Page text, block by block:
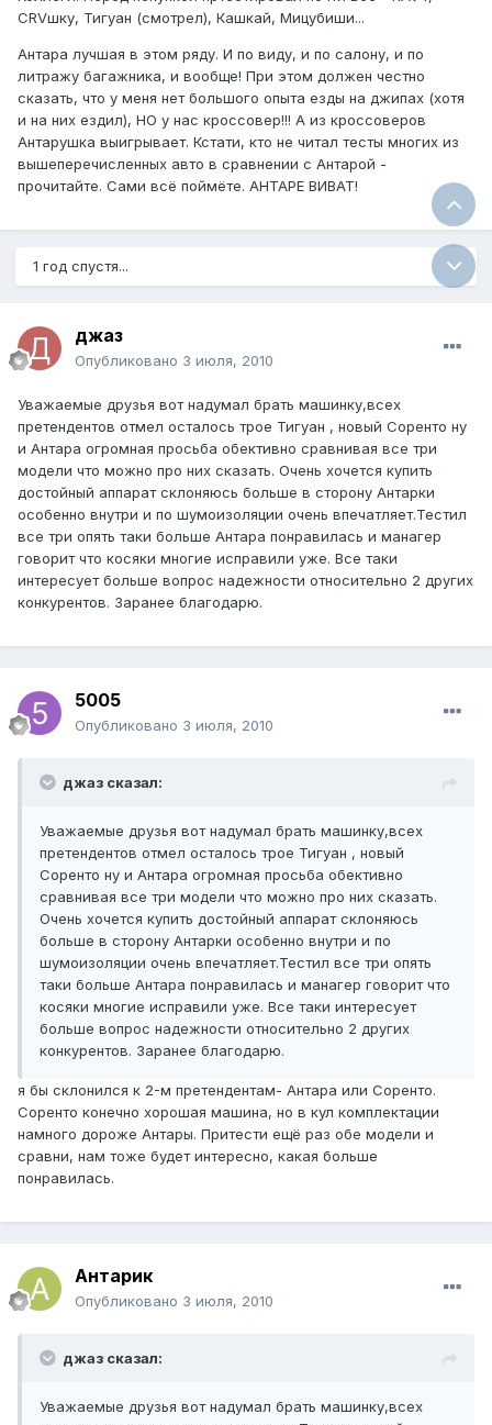
CRVшку, Тигуан (смотрел), Кашкай, Мицубиши...
Антара лучшая в этом ряду. И по виду, и по салону, и по
литражу багажника, и вообще! При этом должен честно
сказать, что у меня нет большого опыта езды на джипах (хотя
и на них ездил), НО у нас кроссовер!!! А из кроссоверов
Антарушка выигрывает. Кстати, кто не читал тесты многих из
вышеперечисленных авто в сравнении с Антарой -
прочитайте. Сами всё поймёте. АНТАРЕ ВИВАТ!
1 год спустя...
джаз
Опубликовано 3 июля, 2010
Уважаемые друзья вот надумал брать машинку,всех
претендентов отмел осталось трое Тигуан , новый Соренто ну
и Антара огромная просьба обективно сравнивая все три
модели что можно про них сказать. Очень хочется купить
достойный аппарат склоняюсь больше в сторону Антарки
особенно внутри и по шумоизоляции очень впечатляет.Тестил
все три опять таки больше Антара понравилась и манагер
говорит что косяки многие исправили уже. Все таки
интересует больше вопрос надежности относительно 2 других
конкурентов. Заранее благодарю.
5005
Опубликовано 3 июля, 2010
джаз сказал:
Уважаемые друзья вот надумал брать машинку,всех
претендентов отмел осталось трое Тигуан , новый
Соренто ну и Антара огромная просьба обективно
сравнивая все три модели что можно про них сказать.
Очень хочется купить достойный аппарат склоняюсь
больше в сторону Антарки особенно внутри и по
шумоизоляции очень впечатляет.Тестил все три опять
таки больше Антара понравилась и манагер говорит что
косяки многие исправили уже. Все таки интересует
больше вопрос надежности относительно 2 других
конкурентов. Заранее благодарю.
я бы склонился к 2-м претендентам- Антара или Соренто.
Соренто конечно хорошая машина, но в кул комплектации
намного дороже Антары. Притести ещё раз обе модели и
сравни, нам тоже будет интересно, какая больше
понравилась.
Антарик
Опубликовано 3 июля, 2010
джаз сказал:
Уважаемые друзья вот надумал брать машинку,всех